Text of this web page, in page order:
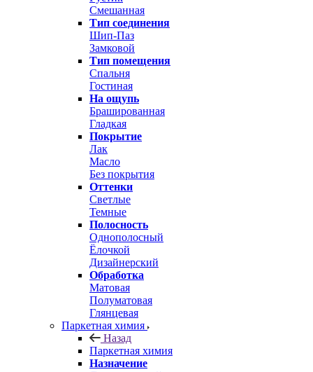
Смешанная
Тип соединения
Шип-Паз
Замковой
Тип помещения
Спальня
Гостиная
На ощупь
Брашированная
Гладкая
Покрытие
Лак
Масло
Без покрытия
Оттенки
Светлые
Темные
Полосность
Однополосный
Ёлочкой
Дизайнерский
Обработка
Матовая
Полуматовая
Глянцевая
Паркетная химия
Назад
Паркетная химия
Назначение